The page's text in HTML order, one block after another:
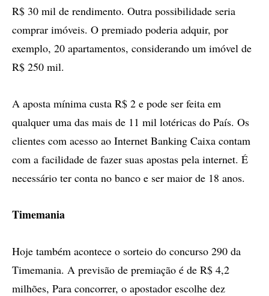
R$ 30 mil de rendimento. Outra possibilidade seria
comprar imóveis. O premiado poderia adquir, por
exemplo, 20 apartamentos, considerando um imóvel de
R$ 250 mil.
A aposta mínima custa R$ 2 e pode ser feita em
qualquer uma das mais de 11 mil lotéricas do País. Os
clientes com acesso ao Internet Banking Caixa contam
com a facilidade de fazer suas apostas pela internet. É
necessário ter conta no banco e ser maior de 18 anos.
Timemania
Hoje também acontece o sorteio do concurso 290 da
Timemania. A previsão de premiação é de R$ 4,2
milhões, Para concorrer, o apostador escolhe dez